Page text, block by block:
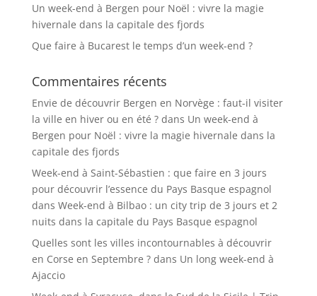
Un week-end à Bergen pour Noël : vivre la magie
hivernale dans la capitale des fjords
Que faire à Bucarest le temps d’un week-end ?
Commentaires récents
Envie de découvrir Bergen en Norvège : faut-il visiter
la ville en hiver ou en été ?dans Un week-end à
Bergen pour Noël : vivre la magie hivernale dans la
capitale des fjords
Week-end à Saint-Sébastien : que faire en 3 jours
pour découvrir l’essence du Pays Basque espagnol
dans Week-end à Bilbao : un city trip de 3 jours et 2
nuits dans la capitale du Pays Basque espagnol
Quelles sont les villes incontournables à découvrir
en Corse en Septembre ?dans Un long week-end à
Ajaccio